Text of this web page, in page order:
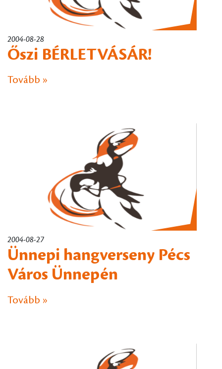
2004-08-28
Őszi BÉRLETVÁSÁR!
Tovább »
2004-08-27
Ünnepi hangverseny Pécs
Város Ünnepén
Tovább »